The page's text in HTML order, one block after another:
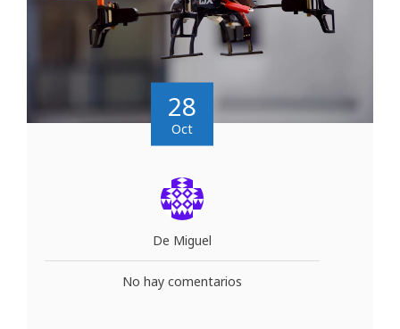
28
Oct
De Miguel
No hay comentarios